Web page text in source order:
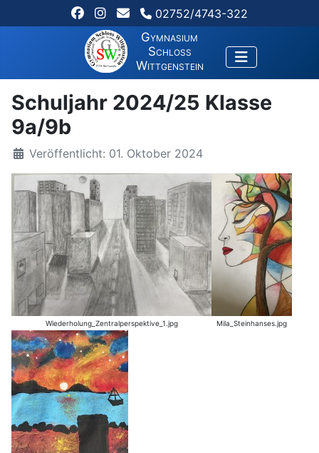
02752/4743-322
Gymnasium
Schloss
Wittgenstein
Schuljahr 2024/25 Klasse
9a/9b
Veröffentlicht: 01. Oktober 2024
Wiederholung_Zentralperspektive_1.jpg Mila_Steinhanses.jpg